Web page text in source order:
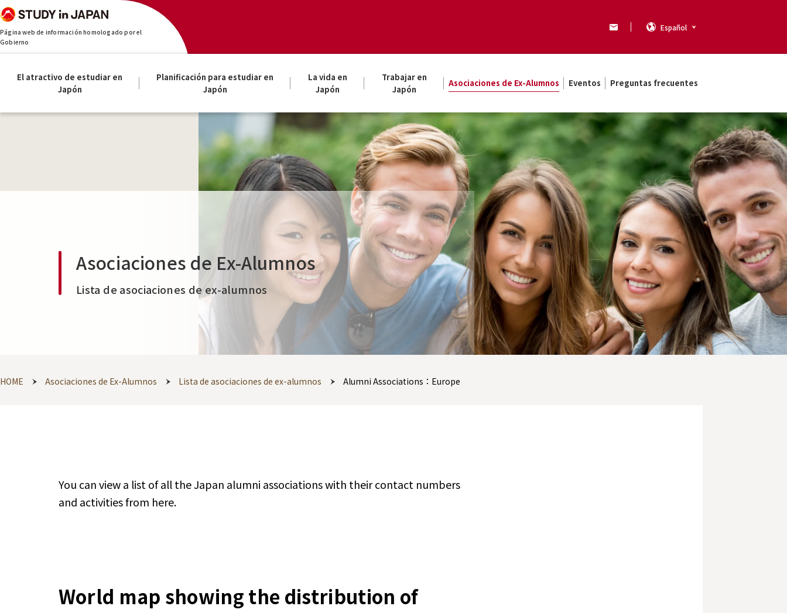
Página web de información homologado por el
Gobierno
Español
El atractivo de estudiar en
Japón
Planificación para estudiar en
Japón
La vida en
Japón
Trabajar en
Japón
Asociaciones de Ex-Alumnos Eventos Preguntas frecuentes
Asociaciones de Ex-Alumnos
Lista de asociaciones de ex-alumnos
HOME Asociaciones de Ex-Alumnos Lista de asociaciones de ex-alumnos Alumni Associations：Europe
You can view a list of all the Japan alumni associations with their contact numbers
and activities from here.
World map showing the distribution of